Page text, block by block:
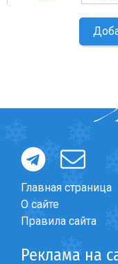
Главная страница
О сайте
Правила сайта
Реклама на